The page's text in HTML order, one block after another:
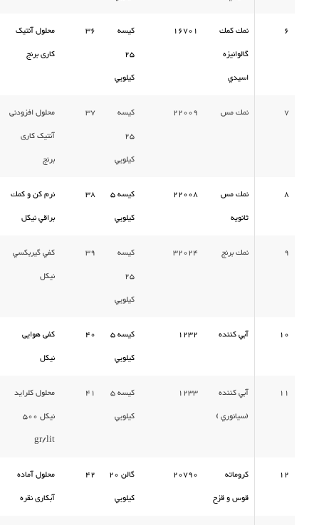
6
نمك كمك
گالوانيزه
اسيدي
16701
كيسه
25
كيلويي
36
محلول آنتیک
کاری برنج
7 نمك مس 22009
كيسه
25
كيلويي
37
محلول افزودنی
آنتیک کاری
برنج
8
نمك مس
ثانويه
22008
كيسه 5
كيلويي
38
نرم كن و كمك
براقي نيكل
9 نمك برنج 32024
كيسه
25
كيلويي
39
كفي گيربكسي
نیکل
10 آبي كننده 1232
كيسه 5
كيلويي
40
کفی هوایی
نیکل
11
آبي كننده
(سيانوري )
1233
كيسه 5
كيلويي
41
محلول کلراید
نیکل 500
gr/lit
12
كروماته
قوس و قزح
20790
گالن 20
كيلويي
42
محلول آماده
آبکاری نقره